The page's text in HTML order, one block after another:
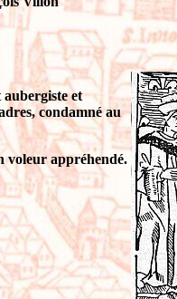
et
condamné au
voleur appréhendé.